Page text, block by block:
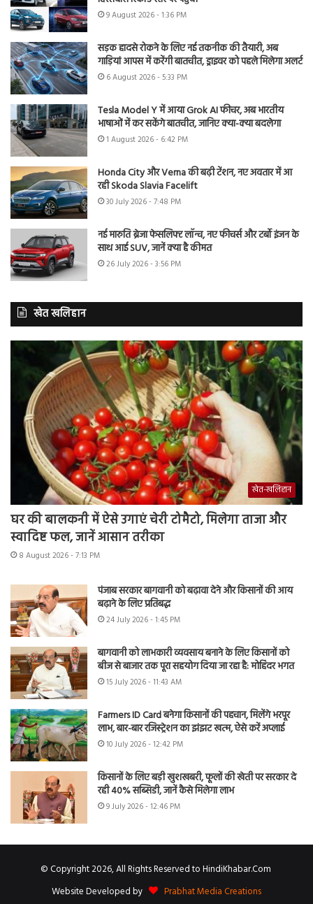
9 August 2026 - 1:36 PM
सड़क हादसे रोकने के लिए नई तकनीक की तैयारी, अब
गाड़ियां आपस में करेंगी बातचीत, ड्राइवर को पहले मिलेगा अलर्ट
6 August 2026 - 5:33 PM
Tesla Model Y में आया Grok AI फीचर, अब भारतीय
भाषाओं में कर सकेंगे बातचीत, जानिए क्या-क्या बदलेगा
1 August 2026 - 6:42 PM
Honda City और Verna की बढ़ी टेंशन, नए अवतार में आ
रही Skoda Slavia Facelift
30 July 2026 - 7:48 PM
नई मारुति ब्रेजा फेसलिफ्ट लॉन्च, नए फीचर्स और टर्बो इंजन के
साथ आई SUV, जानें क्या है कीमत
26 July 2026 - 3:56 PM
खेत खलिहान
खेत-खलिहान
घर की बालकनी में ऐसे उगाएं चेरी टोमैटो, मिलेगा ताजा और
स्वादिष्ट फल, जानें आसान तरीका
8 August 2026 - 7:13 PM
पंजाब सरकार बागवानी को बढ़ावा देने और किसानों की आय
बढ़ाने के लिए प्रतिबद्ध
24 July 2026 - 1:45 PM
बागवानी को लाभकारी व्यवसाय बनाने के लिए किसानों को
बीज से बाजार तक पूरा सहयोग दिया जा रहा है: मोहिंदर भगत
15 July 2026 - 11:43 AM
Farmers ID Card बनेगा किसानों की पहचान, मिलेंगे भरपूर
लाभ, बार-बार रजिस्ट्रेशन का झंझट खत्म, ऐसे करें अप्लाई
10 July 2026 - 12:42 PM
किसानों के लिए बड़ी खुशखबरी, फूलों की खेती पर सरकार दे
रही 40% सब्सिडी, जानें कैसे मिलेगा लाभ
9 July 2026 - 12:46 PM
© Copyright 2026, All Rights Reserved to HindiKhabar.Com
Website Developed by
Prabhat Media Creations